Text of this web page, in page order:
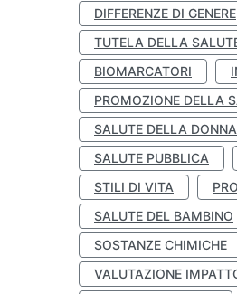
DIFFERENZE DI GENERE
TUTELA DELLA
BIOMARCATORI
PROMOZIONE DELLA
SALUTE DELLA DONNA
SALUTE PUBBLICA
STILI DI VITA
SALUTE DEL BAMBINO
SOSTANZE CHIMICHE
VALUTAZIONE